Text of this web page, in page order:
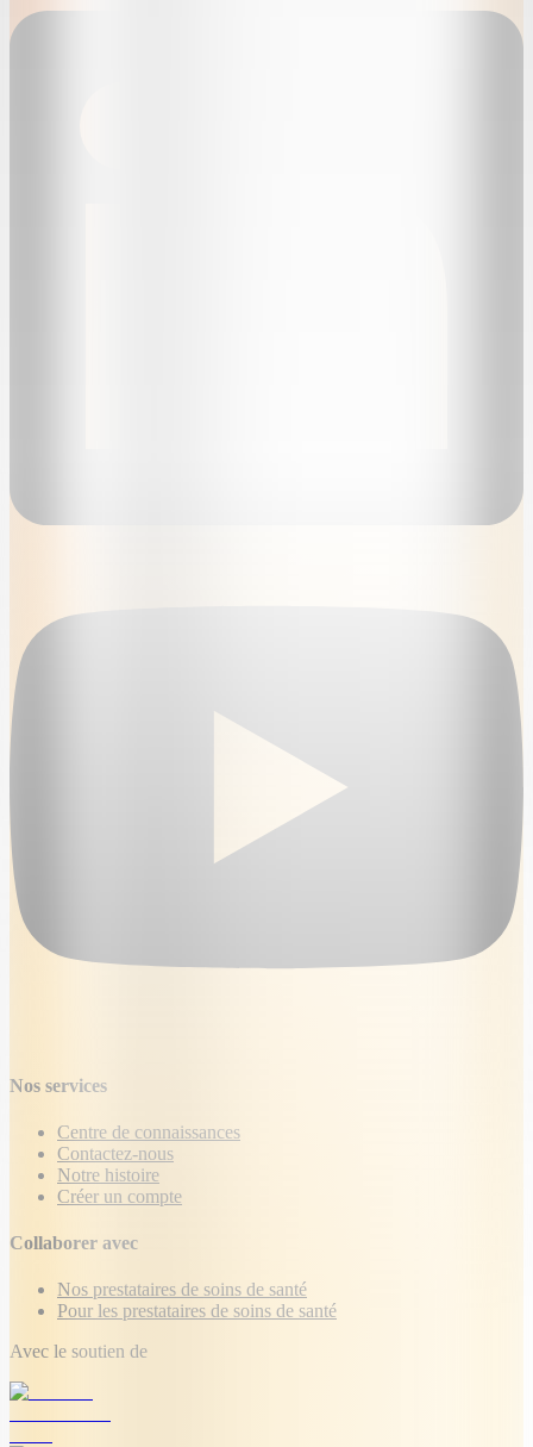
Nos services
Centre de connaissances
Contactez-nous
Notre histoire
Créer un compte
Collaborer avec
Nos prestataires de soins de santé
Pour les prestataires de soins de santé
Avec le soutien de